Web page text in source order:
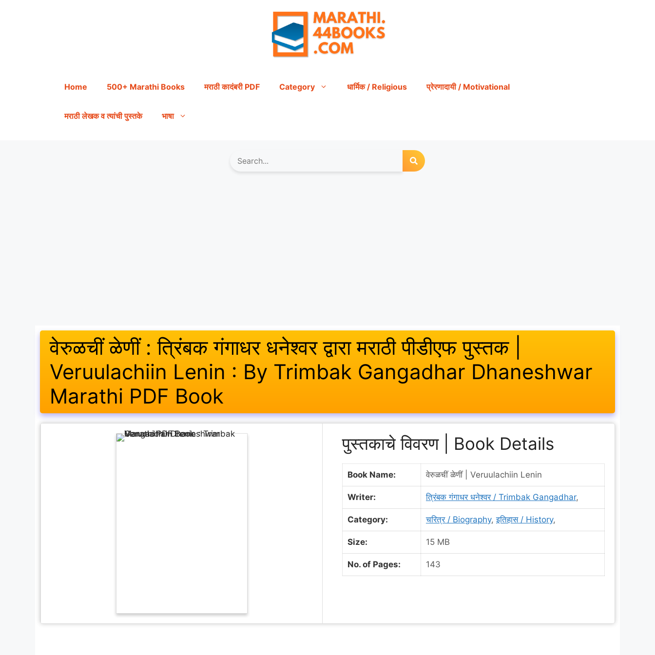
Home 500+ Marathi Books मराठी कादंबरी PDF Category धार्मिक / Religious प्रेरणादायी / Motivational
मराठी लेखक व त्यांची पुस्तके भाषा
वेरुळचीं ळेणीं : त्रिंबक गंगाधर धनेश्वर द्वारा मराठी पीडीएफ पुस्तक |
Veruulachiin Lenin : By Trimbak Gangadhar Dhaneshwar
Marathi PDF Book
पुस्तकाचे विवरण | Book Details
Book Name: वेरुळचीं ळेणीं | Veruulachiin Lenin
Writer: त्रिंबक गंगाधर धनेश्वर / Trimbak Gangadhar,
Category: चरित्र / Biography,इतिहास / History,
Size: 15 MB
No. of Pages: 143